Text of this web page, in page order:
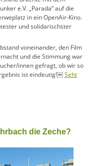
e.V. „Parada“ auf die
in ein OpenAir-Kino.
und solidarischster
voneinander, den Film
und die Stimmung war
innen gefragt, ob wir so
ist eindeutig!￼Seht
die Zeche?